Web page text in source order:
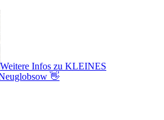
Weitere Infos zu KLEINES
👋